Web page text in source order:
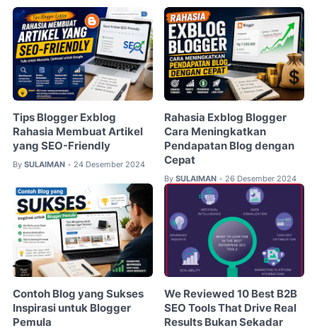
Tips Blogger Exblog
Rahasia Membuat Artikel
yang SEO-Friendly
By SULAIMAN • 24 Desember 2024
Rahasia Exblog Blogger
Cara Meningkatkan
Pendapatan Blog dengan
Cepat
By SULAIMAN • 26 Desember 2024
Contoh Blog yang Sukses
Inspirasi untuk Blogger
Pemula
We Reviewed 10 Best B2B
SEO Tools That Drive Real
Results Bukan Sekadar